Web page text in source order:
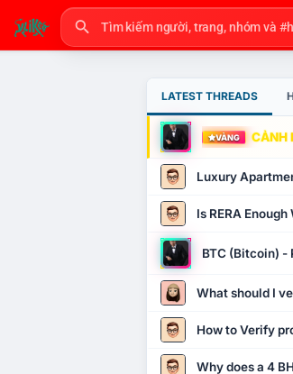
LATEST THREADS
VÀNG CẢNH
Luxury
Is RERA
BTC (Bitcoin)
What should I
How to Verify
Why does a 4